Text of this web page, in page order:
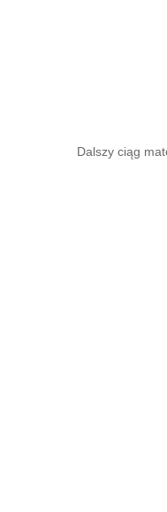
Dalszy ciąg